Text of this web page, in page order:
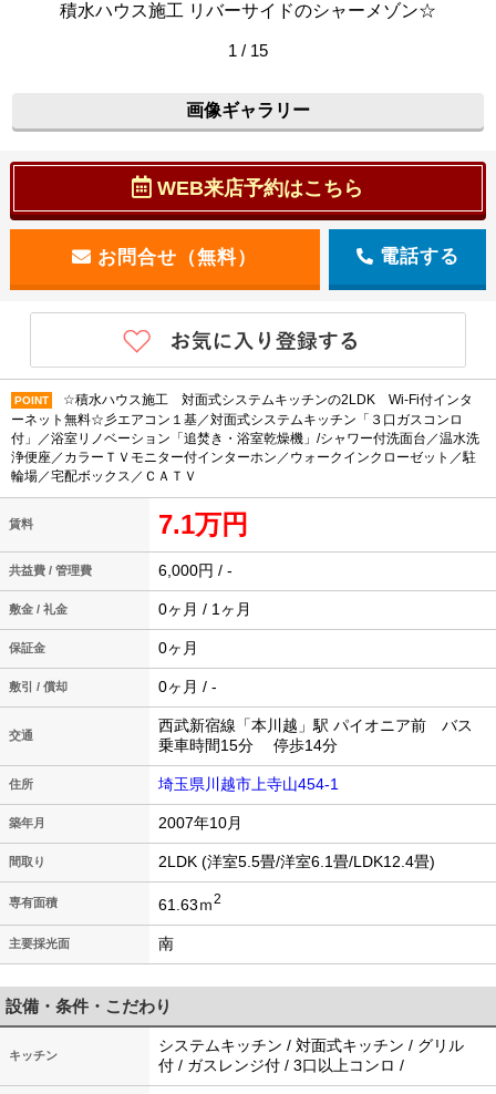
積水ハウス施工 リバーサイドのシャーメゾン☆
1 / 15
画像ギャラリー
WEB来店予約はこちら
電話する
POINT
☆積水ハウス施工 対面式システムキッチンの2LDK Wi-Fi付インタ
ーネット無料☆彡エアコン１基／対面式システムキッチン「３口ガスコンロ
付」／浴室リノベーション「追焚き・浴室乾燥機」/シャワー付洗面台／温水洗
浄便座／カラーＴＶモニター付インターホン／ウォークインクローゼット／駐
輪場／宅配ボックス／ＣＡＴＶ
賃料 7.1万円
共益費 / 管理費 6,000円 / -
敷金 / 礼金 0ヶ月 / 1ヶ月
保証金 0ヶ月
敷引 / 償却 0ヶ月 / -
交通
西武新宿線「本川越」駅 パイオニア前 バス
乗車時間15分 停歩14分
住所 埼玉県川越市上寺山454-1
築年月 2007年10月
間取り 2LDK (洋室5.5畳/洋室6.1畳/LDK12.4畳)
専有面積 61.63ｍ2
主要採光面 南
設備・条件・こだわり
キッチン
システムキッチン / 対面式キッチン / グリル
付 / ガスレンジ付 / 3口以上コンロ /